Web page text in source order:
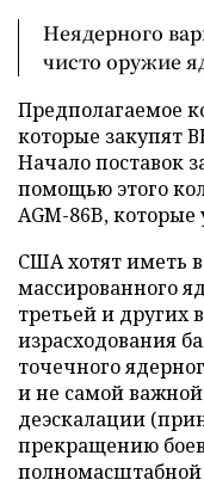
Неядерного
чисто оружие
Предполагаемое
которые закупят
Начало поставок
помощью этого
AGM-86B,
США хотят иметь
массированного
третьей и других
израсходования
точечного
и не самой
деэскалации
прекращению